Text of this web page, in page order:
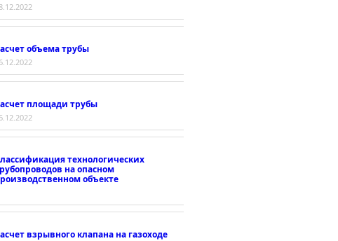
объема трубы
площади трубы
технологических
на опасном
объекте
взрывного клапана на газоходе